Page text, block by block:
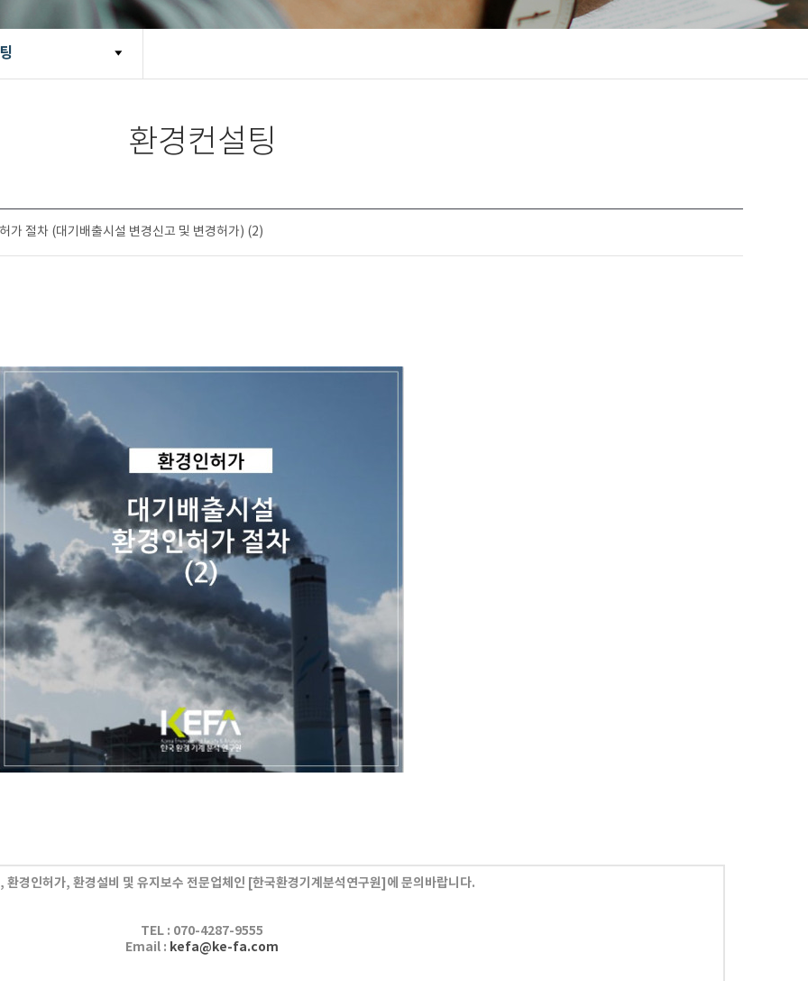
환경컨설팅
가 절차 (대기배출시설 변경신고 및 변경허가) (2)
환경인허가, 환경설비 및 유지보수 전문업체인 [한국환경기계분석연구원]에 문의바랍니다.
TEL : 070-4287-9555
Email : kefa@ke-fa.com